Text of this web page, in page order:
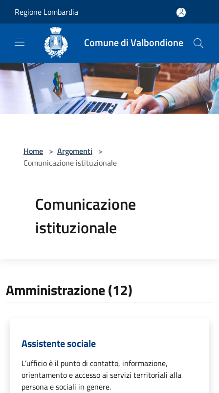
Regione Lombardia
Comune di Valbondione
Home > Argomenti >
Comunicazione istituzionale
Comunicazione
istituzionale
Amministrazione (12)
Assistente sociale
L’ufficio è il punto di contatto, informazione,
orientamento e accesso ai servizi territoriali alla
persona e sociali in genere.